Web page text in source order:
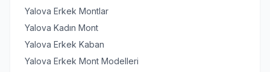
Yalova Erkek Montlar
Yalova Kadın Mont
Yalova Erkek Kaban
Yalova Erkek Mont Modelleri